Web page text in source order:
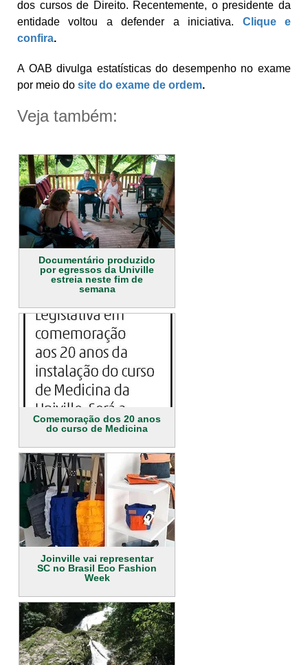
dos cursos de Direito. Recentemente, o presidente da
entidade voltou a defender a iniciativa. Clique e
confira.
A OAB divulga estatísticas do desempenho no exame
por meio do site do exame de ordem.
Veja também:
Documentário produzido
por egressos da Univille
estreia neste fim de
semana
Comemoração dos 20 anos
do curso de Medicina
Joinville vai representar
SC no Brasil Eco Fashion
Week